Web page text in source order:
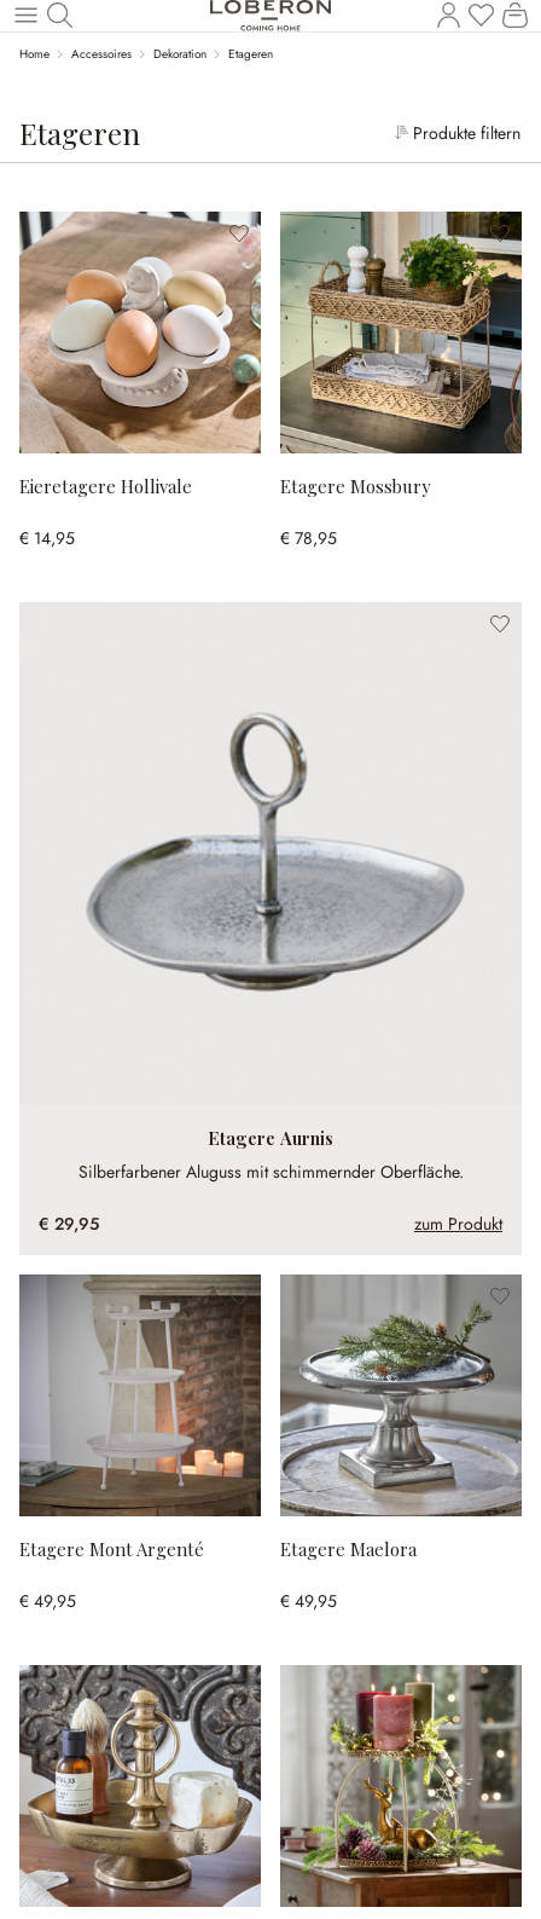
Zum Hauptinhalt springen
Home Accessoires Dekoration Etageren
Etageren Produkte filtern
Eieretagere Hollivale
€ 14,95
Etagere Aurnis
Silberfarbener Aluguss mit schimmernder Oberfläche.
€ 29,95 zum Produkt
Etagere Mossbury
€ 78,95
Etagere Mont Argenté
€ 49,95
Etagere Maelora
€ 49,95